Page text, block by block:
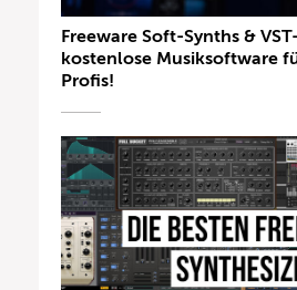
Freeware Soft-Synths &
kostenlose Musiksoftware
Profis!